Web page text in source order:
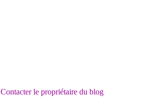
Contacter le propriétaire du blog